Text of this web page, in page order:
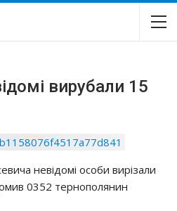
вирубали 15
невідомі особи вирізали
0352 тернополянин